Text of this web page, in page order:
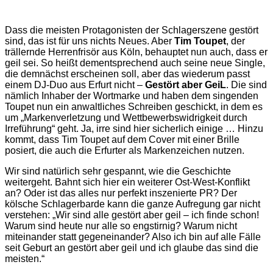
Dass die meisten Protagonisten der Schlagerszene gestört
sind, das ist für uns nichts Neues. Aber Tim Toupet, der
trällernde Herrenfrisör aus Köln, behauptet nun auch, dass er
geil sei. So heißt dementsprechend auch seine neue Single,
die demnächst erscheinen soll, aber das wiederum passt
einem DJ-Duo aus Erfurt nicht – Gestört aber GeiL. Die sind
nämlich Inhaber der Wortmarke und haben dem singenden
Toupet nun ein anwaltliches Schreiben geschickt, in dem es
um „Markenverletzung und Wettbewerbswidrigkeit durch
Irreführung“ geht. Ja, irre sind hier sicherlich einige … Hinzu
kommt, dass Tim Toupet auf dem Cover mit einer Brille
posiert, die auch die Erfurter als Markenzeichen nutzen.
Wir sind natürlich sehr gespannt, wie die Geschichte
weitergeht. Bahnt sich hier ein weiterer Ost-West-Konflikt
an? Oder ist das alles nur perfekt inszenierte PR? Der
kölsche Schlagerbarde kann die ganze Aufregung gar nicht
verstehen: „Wir sind alle gestört aber geil – ich finde schon!
Warum sind heute nur alle so engstirnig? Warum nicht
miteinander statt gegeneinander? Also ich bin auf alle Fälle
seit Geburt an gestört aber geil und ich glaube das sind die
meisten.“